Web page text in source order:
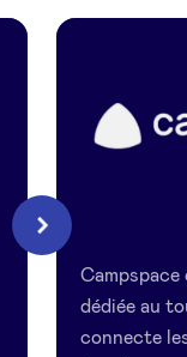
dédiée au
connecte
Suivant